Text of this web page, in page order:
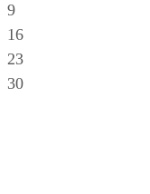
9
16
23
30